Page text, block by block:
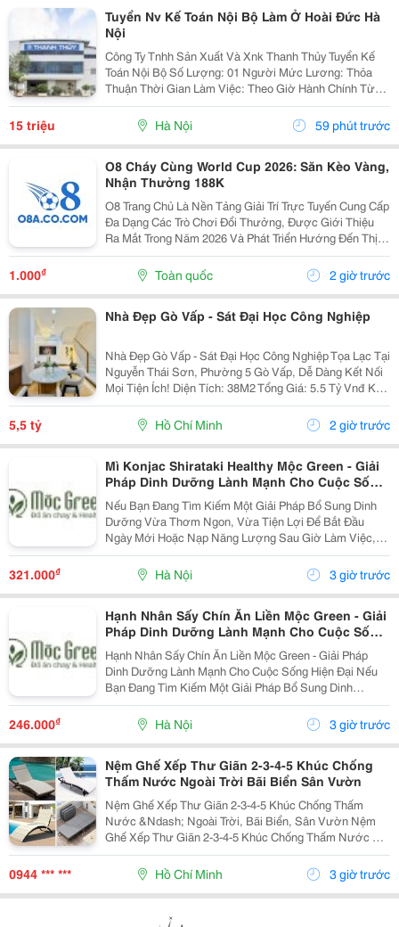
Tuyển Nv Kế Toán Nội Bộ Làm Ở Hoài Đức Hà
Nội
Công Ty Tnhh Sản Xuất Và Xnk Thanh Thủy Tuyển Kế
Toán Nội Bộ Số Lượng: 01 Người Mức Lương: Thỏa
Thuận Thời Gian Làm Việc: Theo Giờ Hành Chính Từ
Thứ 2 Đến Thứ 7. Nội Dung Công Việc: - Làm Hợp Đồng
Mua Bán, Tính Lương Nhân Viên, Hợp...
15 triệu Hà Nội 59 phút trước
O8 Cháy Cùng World Cup 2026: Săn Kèo Vàng,
Nhận Thưởng 188K
O8 Trang Chủ Là Nền Tảng Giải Trí Trực Tuyến Cung Cấp
Đa Dạng Các Trò Chơi Đổi Thưởng, Được Giới Thiệu
Ra Mắt Trong Năm 2026 Và Phát Triển Hướng Đến Thị
Trường Châu Á. Theo Thông Tin Từ Nền Tảng, O8 Hoạt
Động Theo Các Tiêu Chuẩn Áp Dụng Trong Lĩnh...
1.000₫ Toàn quốc 2 giờ trước
Nhà Đẹp Gò Vấp - Sát Đại Học Công Nghiệp
Nhà Đẹp Gò Vấp - Sát Đại Học Công Nghiệp Tọa Lạc Tại
Nguyễn Thái Sơn, Phường 5 Gò Vấp, Dễ Dàng Kết Nối
Mọi Tiện Ích! Diện Tích: 38M2 Tổng Giá: 5.5 Tỷ Vnđ Kết
Cấu: Nhà 1 Trệt 2 Lầu Kiên Cố, 3Pn, 3Wc, Ban Công,
Sân Thượng Thoáng Mát, Sẵn Sàng Dọn...
5,5 tỷ Hồ Chí Minh 2 giờ trước
Mì Konjac Shirataki Healthy Mộc Green - Giải
Pháp Dinh Dưỡng Lành Mạnh Cho Cuộc Sống
Hiện Đại
Nếu Bạn Đang Tìm Kiếm Một Giải Pháp Bổ Sung Dinh
Dưỡng Vừa Thơm Ngon, Vừa Tiện Lợi Để Bắt Đầu
Ngày Mới Hoặc Nạp Năng Lượng Sau Giờ Làm Việc,
Thì Mì Konjac Shirataki Healthy Mộc Green Chính Là
Lựa Chọn Hoàn Hảo. Vì Sao Nên Lựa Chọn Mì Konjac...
321.000₫ Hà Nội 3 giờ trước
Hạnh Nhân Sấy Chín Ăn Liền Mộc Green - Giải
Pháp Dinh Dưỡng Lành Mạnh Cho Cuộc Sống
Hiện Đại
Hạnh Nhân Sấy Chín Ăn Liền Mộc Green - Giải Pháp
Dinh Dưỡng Lành Mạnh Cho Cuộc Sống Hiện Đại Nếu
Bạn Đang Tìm Kiếm Một Giải Pháp Bổ Sung Dinh
Dưỡng Vừa Thơm Ngon, Vừa Tiện Lợi Để Bắt Đầu
Ngày Mới Hoặc Nạp Năng Lượng Sau Giờ Làm Việc,
Thì Hạnh Nhân...
246.000₫ Hà Nội 3 giờ trước
Nệm Ghế Xếp Thư Giãn 2-3-4-5 Khúc Chống
Thấm Nước Ngoài Trời Bãi Biển Sân Vườn
Nệm Ghế Xếp Thư Giãn 2-3-4-5 Khúc Chống Thấm
Nước &Ndash; Ngoài Trời, Bãi Biển, Sân Vườn Nệm
Ghế Xếp Thư Giãn 2-3-4-5 Khúc Chống Thấm Nước Có
Nhiều Mẫu, Kích Thước, Màu Sắc Và Chất Liệu Phù
Hợp Nhu Cầu Lựa Chọn. Sản Phẩm Hoàn Thiện Tỉ Mỉ,
Bền Đẹp,...
0944 *** *** Hồ Chí Minh 3 giờ trước